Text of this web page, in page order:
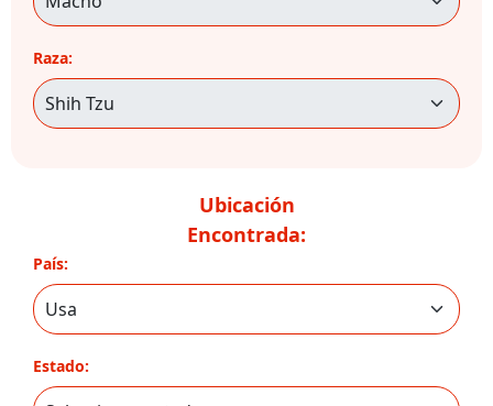
Raza:
Ubicación
Encontrada:
País:
Estado: